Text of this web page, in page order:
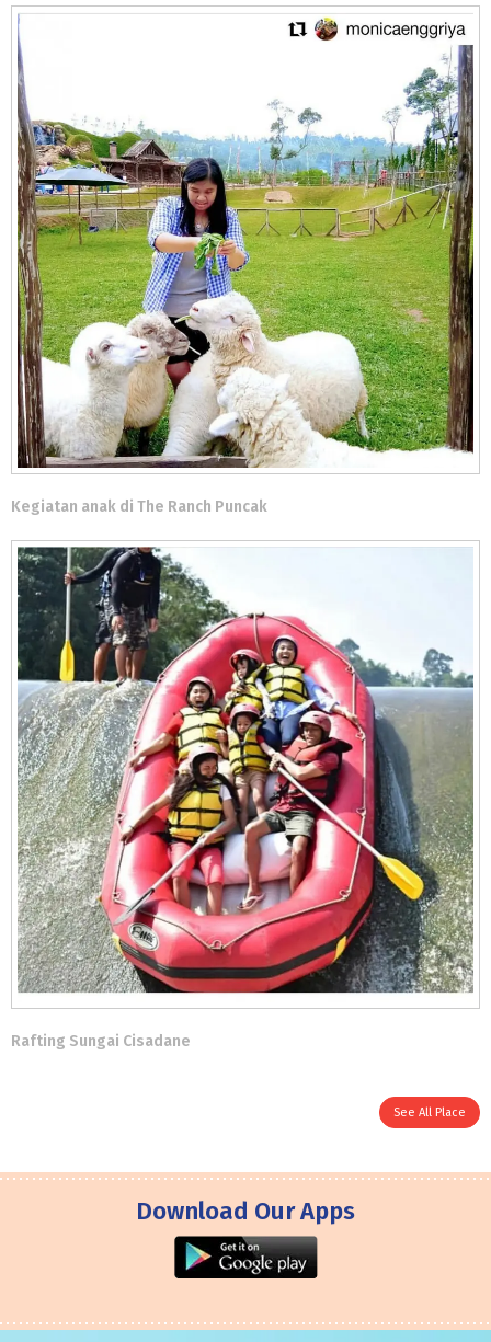
Kegiatan anak di The Ranch Puncak
Rafting Sungai Cisadane
See All Place
Download Our Apps